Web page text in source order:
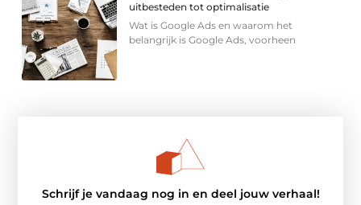
uitbesteden tot optimalisatie
Wat is Google Ads en waarom het
belangrijk is Google Ads, voorheen
Schrijf je vandaag nog in en deel jouw verhaal!